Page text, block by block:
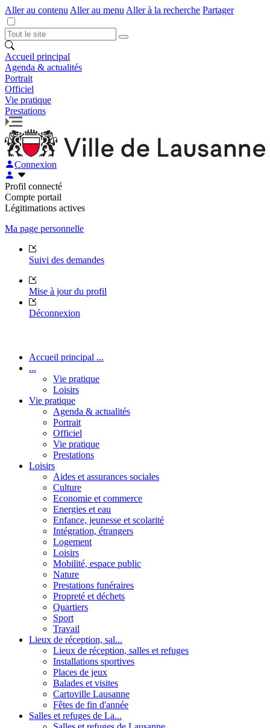
Aller au contenu Aller au menu Aller à la recherche Partager
Accueil principal
Agenda & actualités
Portrait
Officiel
Vie pratique
Prestations
Connexion
Profil connecté
Compte portail
Légitimations actives
Ma page personnelle
Suivi des demandes
Mise à jour du profil
Déconnexion
Accueil principal ...
...
Vie pratique
Loisirs
Vie pratique
Agenda & actualités
Portrait
Officiel
Vie pratique
Prestations
Loisirs
Aides et assurances sociales
Culture
Economie et commerce
Energies et eau
Enfance, jeunesse et scolarité
Intégration, étrangers
Logement
Loisirs
Mobilité, espace public
Nature
Prestations funéraires
Propreté et déchets
Quartiers
Sport
Travail
Lieux de réception, sal...
Lieux de réception, salles et refuges
Installations sportives
Places de jeux
Balades et visites
Cartoville Lausanne
Fêtes de fin d'année
Salles et refuges de La...